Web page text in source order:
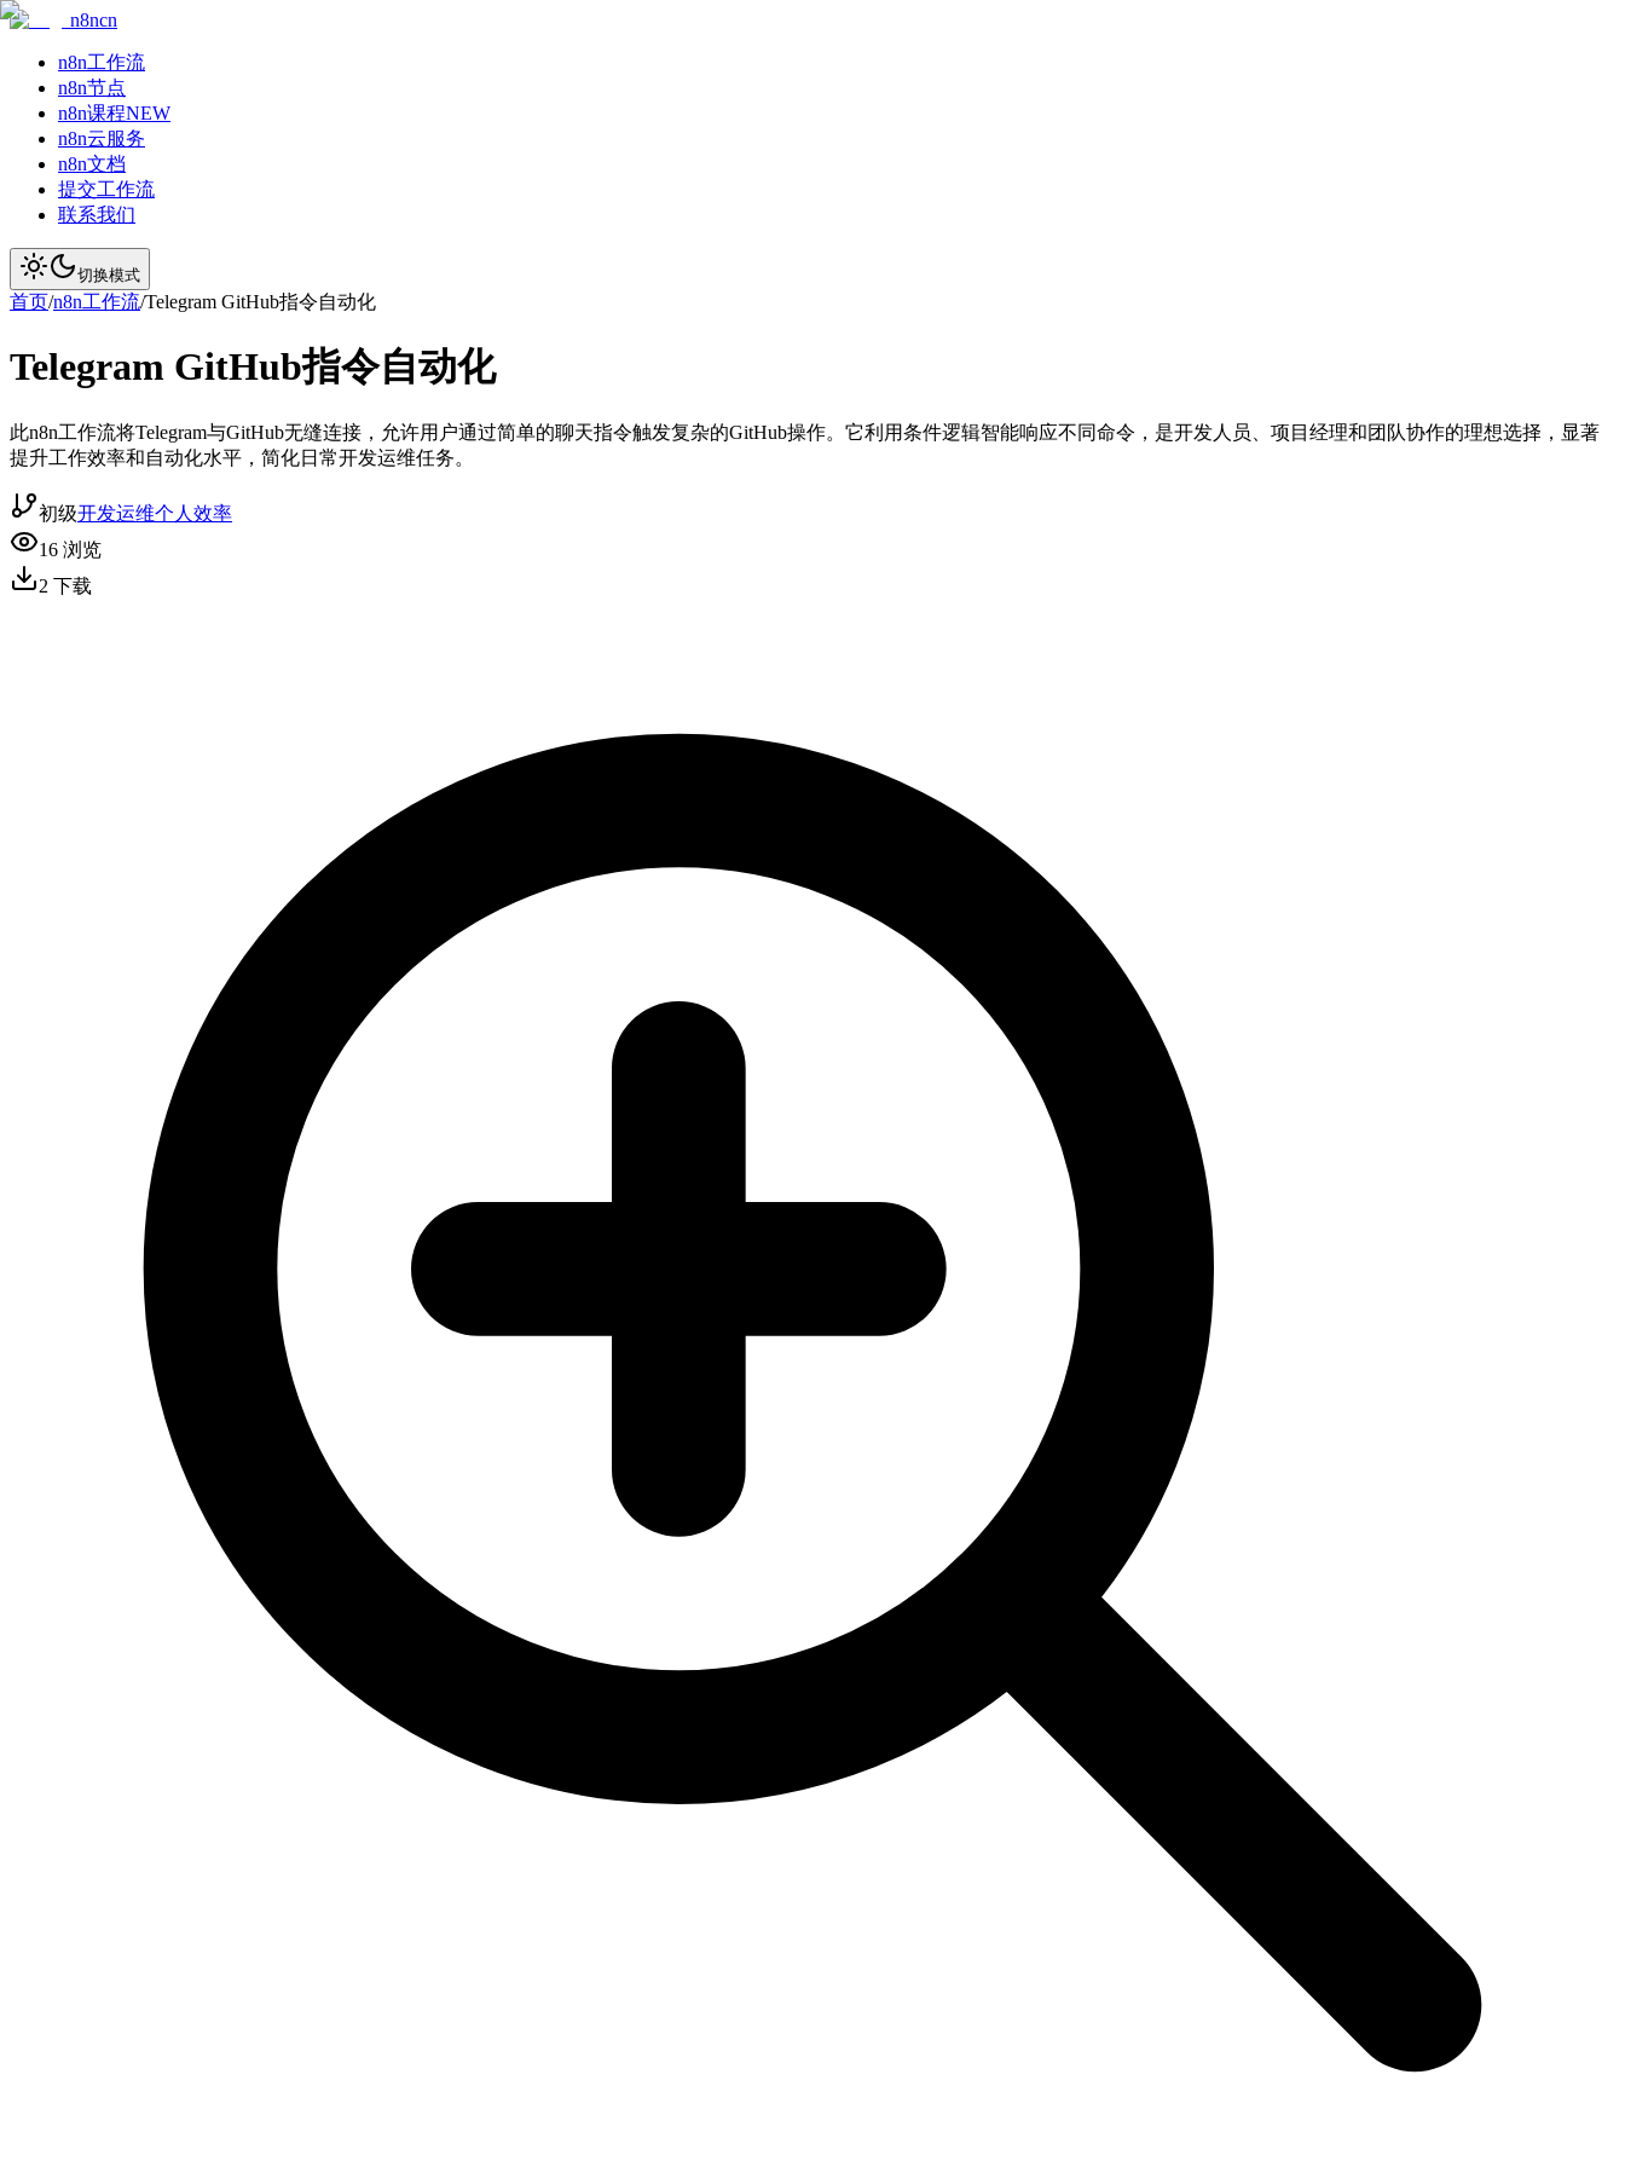
n8ncn
n8n工作流
n8n节点
n8n课程NEW
n8n云服务
n8n文档
提交工作流
联系我们
切换模式
首页/n8n工作流/Telegram GitHub指令自动化
Telegram GitHub指令自动化
此n8n工作流将Telegram与GitHub无缝连接，允许用户通过简单的聊天指令触发复杂的GitHub操作。它利用条件逻辑智能响应不同命令，是开发人员、项目经理和团队协作的理想选择，显著
提升工作效率和自动化水平，简化日常开发运维任务。
初级开发运维个人效率
16 浏览
2 下载